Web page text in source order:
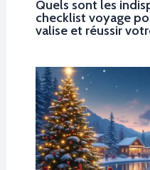
Quels sont les
checklist voyage
valise et réussir